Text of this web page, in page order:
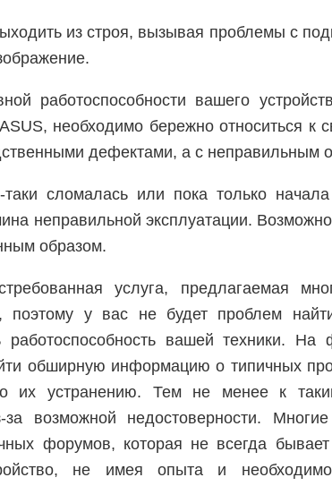
из строя, вызывая проблемы с
работоспособности вашего
необходимо бережно относиться к
дефектами, а с неправильным
сломалась или пока только
неправильной эксплуатации.
образом.
услуга, предлагаемая
поэтому у вас не будет проблем
вашей техники.
обширную информацию о типичных
их устранению. Тем не менее к
возможной недостоверности.
форумов, которая не всегда
не имея опыта и